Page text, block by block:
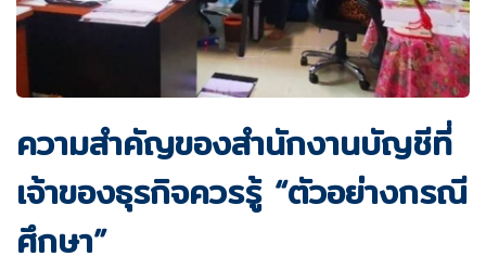
ความสำคัญของสำนักงานบัญชีที่
เจ้าของธุรกิจควรรู้ “ตัวอย่างกรณี
ศึกษา”